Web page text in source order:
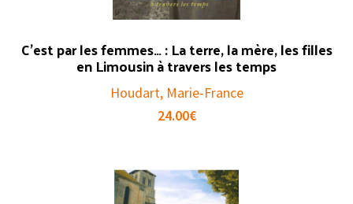
C’est par les femmes… : La terre, la mère, les filles
en Limousin à travers les temps
Houdart, Marie-France
24.00€